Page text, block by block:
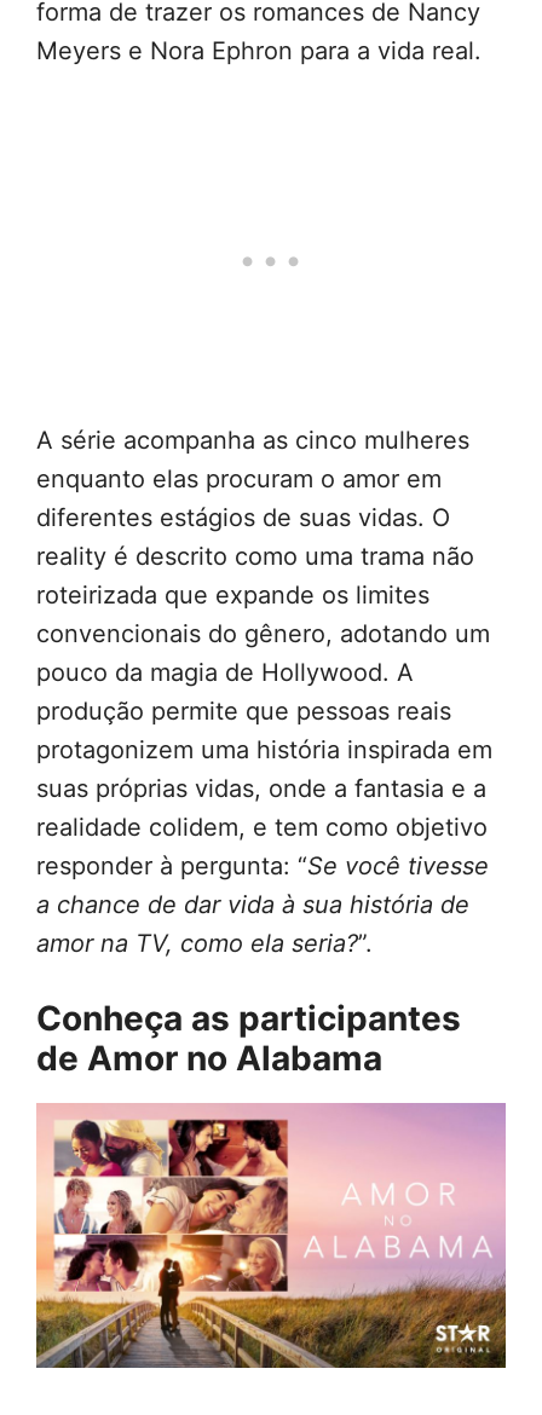
forma de trazer os romances de Nancy
Meyers e Nora Ephron para a vida real.
A série acompanha as cinco mulheres
enquanto elas procuram o amor em
diferentes estágios de suas vidas. O
reality é descrito como uma trama não
roteirizada que expande os limites
convencionais do gênero, adotando um
pouco da magia de Hollywood. A
produção permite que pessoas reais
protagonizem uma história inspirada em
suas próprias vidas, onde a fantasia e a
realidade colidem, e tem como objetivo
responder à pergunta: “Se você tivesse
a chance de dar vida à sua história de
amor na TV, como ela seria?”.
Conheça as participantes
de Amor no Alabama